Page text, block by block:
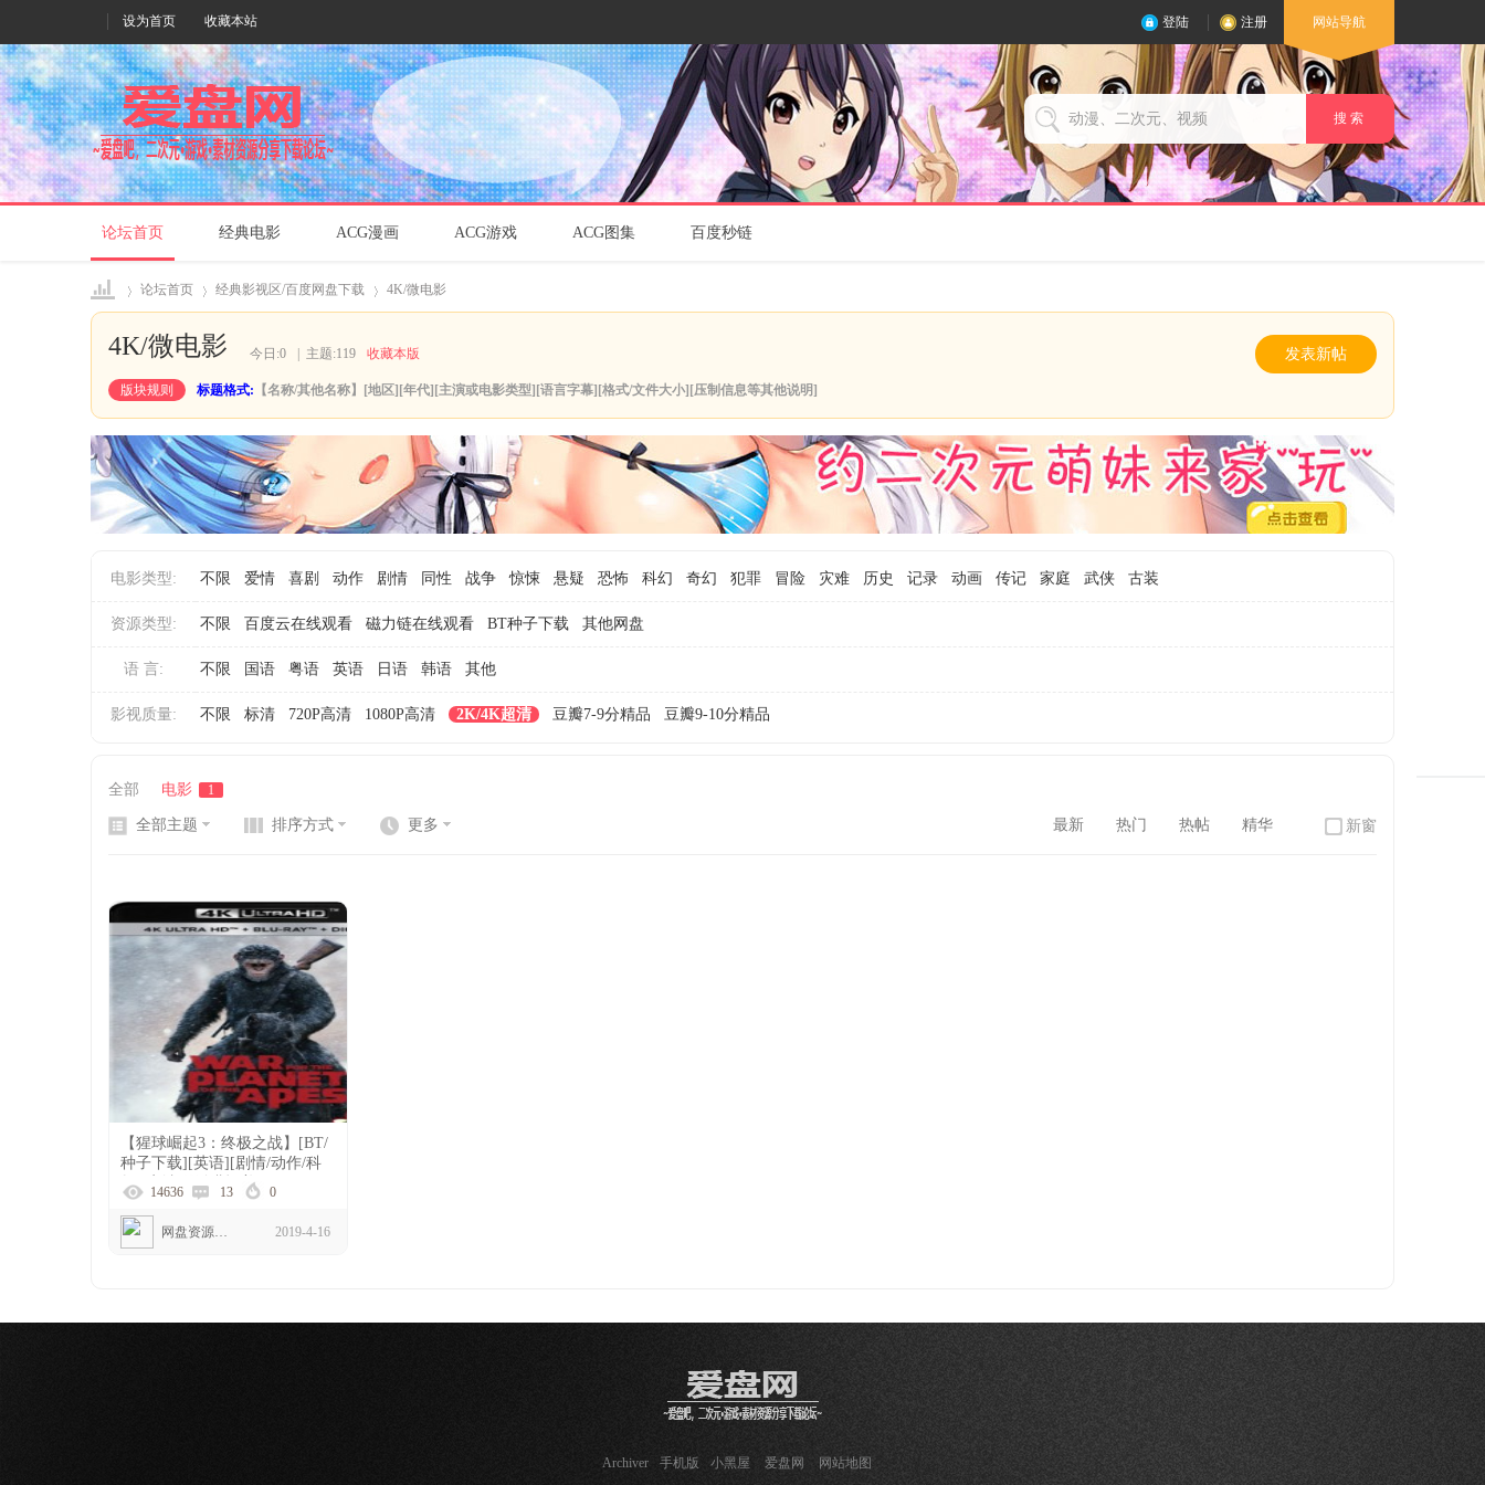
设为首页 收藏本站 登陆 注册 网站导航
搜 索
论坛首页 经典电影 ACG漫画 ACG游戏 ACG图集 百度秒链
爱盘 »
论坛首页
›
经典影视区/百度网盘下载
›
4K/微电影
4K/微电影 今日:0 主题:119 收藏本版 发表新帖
版块规则 标题格式: 【名称/其他名称】[地区][年代][主演或电影类型][语言字幕][格式/文件大小][压制信息等其他说明]
电影类型: 不限 爱情 喜剧 动作 剧情 同性 战争 惊悚 悬疑 恐怖 科幻 奇幻 犯罪 冒险 灾难 历史 记录 动画 传记 家庭 武侠 古装
资源类型: 不限 百度云在线观看 磁力链在线观看 BT种子下载 其他网盘
语 言: 不限 国语 粤语 英语 日语 韩语 其他
影视质量: 不限 标清 720P高清 1080P高清 2K/4K超清 豆瓣7-9分精品 豆瓣9-10分精品
全部 电影 1
新窗
全部主题 排序方式 更多 最新 热门 热帖 精华
【猩球崛起3：终极之战】[BT/
种子下载][英语][剧情/动作/科
幻][安迪·瑟金斯][美国][1080P]
14636 13 0
网盘资源下载 2019-4-16
Archiver 手机版 小黑屋 爱盘网
网站地图